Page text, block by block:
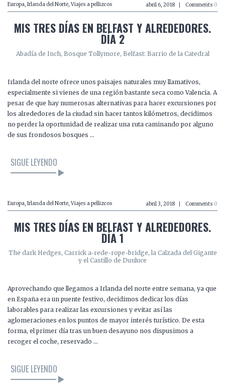
Europa Irlanda del Norte Viajes a pellizcos abril 6, 2018 Comments 0
MIS TRES DÍAS EN BELFAST Y ALREDEDORES.
DÍA 2
Abadía de Inch, Bosque Tollymore, Belfast: Barrio de la Catedral
Irlanda del norte ofrece unos paisajes naturales muy llamativos,
especialmente si vienes de una región bastante seca como Valencia. A
pesar de que hay numerosas alternativas para hacer excursiones por
los alrededores de la ciudad sin hacer tantos kilómetros, decidimos
no perder la oportunidad de realizar una ruta caminando por alguno
de sus frondosos bosques …
SIGUE LEYENDO
Europa Irlanda del Norte Viajes a pellizcos abril 3, 2018 Comments 0
MIS TRES DÍAS EN BELFAST Y ALREDEDORES.
DÍA 1
The dark Hedges, Carrick a-rede-rope-bridge, la Calzada del Gigante
y el Castillo de Dunluce
Aprovechando que llegamos a Irlanda del norte entre semana, ya que
en España era un puente festivo, decidimos dedicar los días
laborables para realizar las excursiones y evitar así las
aglomeraciones en los puntos de mayor interés turístico. De esta
forma, el primer día tras un buen desayuno nos dispusimos a
recoger el coche, reservado …
SIGUE LEYENDO